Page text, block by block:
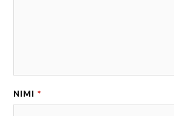
NIMI *